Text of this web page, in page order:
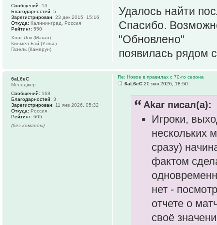
Удалось найти
Спасибо.
"Обновлено"
появилась рядом
Сообщений: 13
Благодарностей: 5
Зарегистрирован: 23 дек 2015, 15:16
Откуда: Калининград, Россия
Рейтинг: 550
Хонг Лок (Макао)
Кинмел Бэй (Уэльс)
Газель (Камерун)
Re: Новое в правилах с 70-го сезона
6aL6eC 20 янв 2026, 18:50
Akar писал(а):
Игроки,
нескольких
сразу)
фактом
нет -
отчете о
своё
6aL6eC
Менеджер
Сообщений: 168
Благодарностей: 3
Зарегистрирован: 11 янв 2026, 05:32
Откуда: Россия
Рейтинг: 605
(без команды)